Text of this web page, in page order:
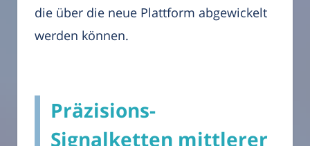
die über die neue Plattform abgewickelt
werden können.
Präzisions-
Signalketten mittlerer